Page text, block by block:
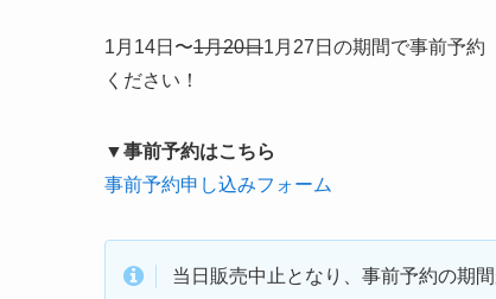
1月14日〜1月20日1月27日の期間で事前予約
ください！
▼事前予約はこちら
事前予約申し込みフォーム
当日販売中止となり、事前予約の期